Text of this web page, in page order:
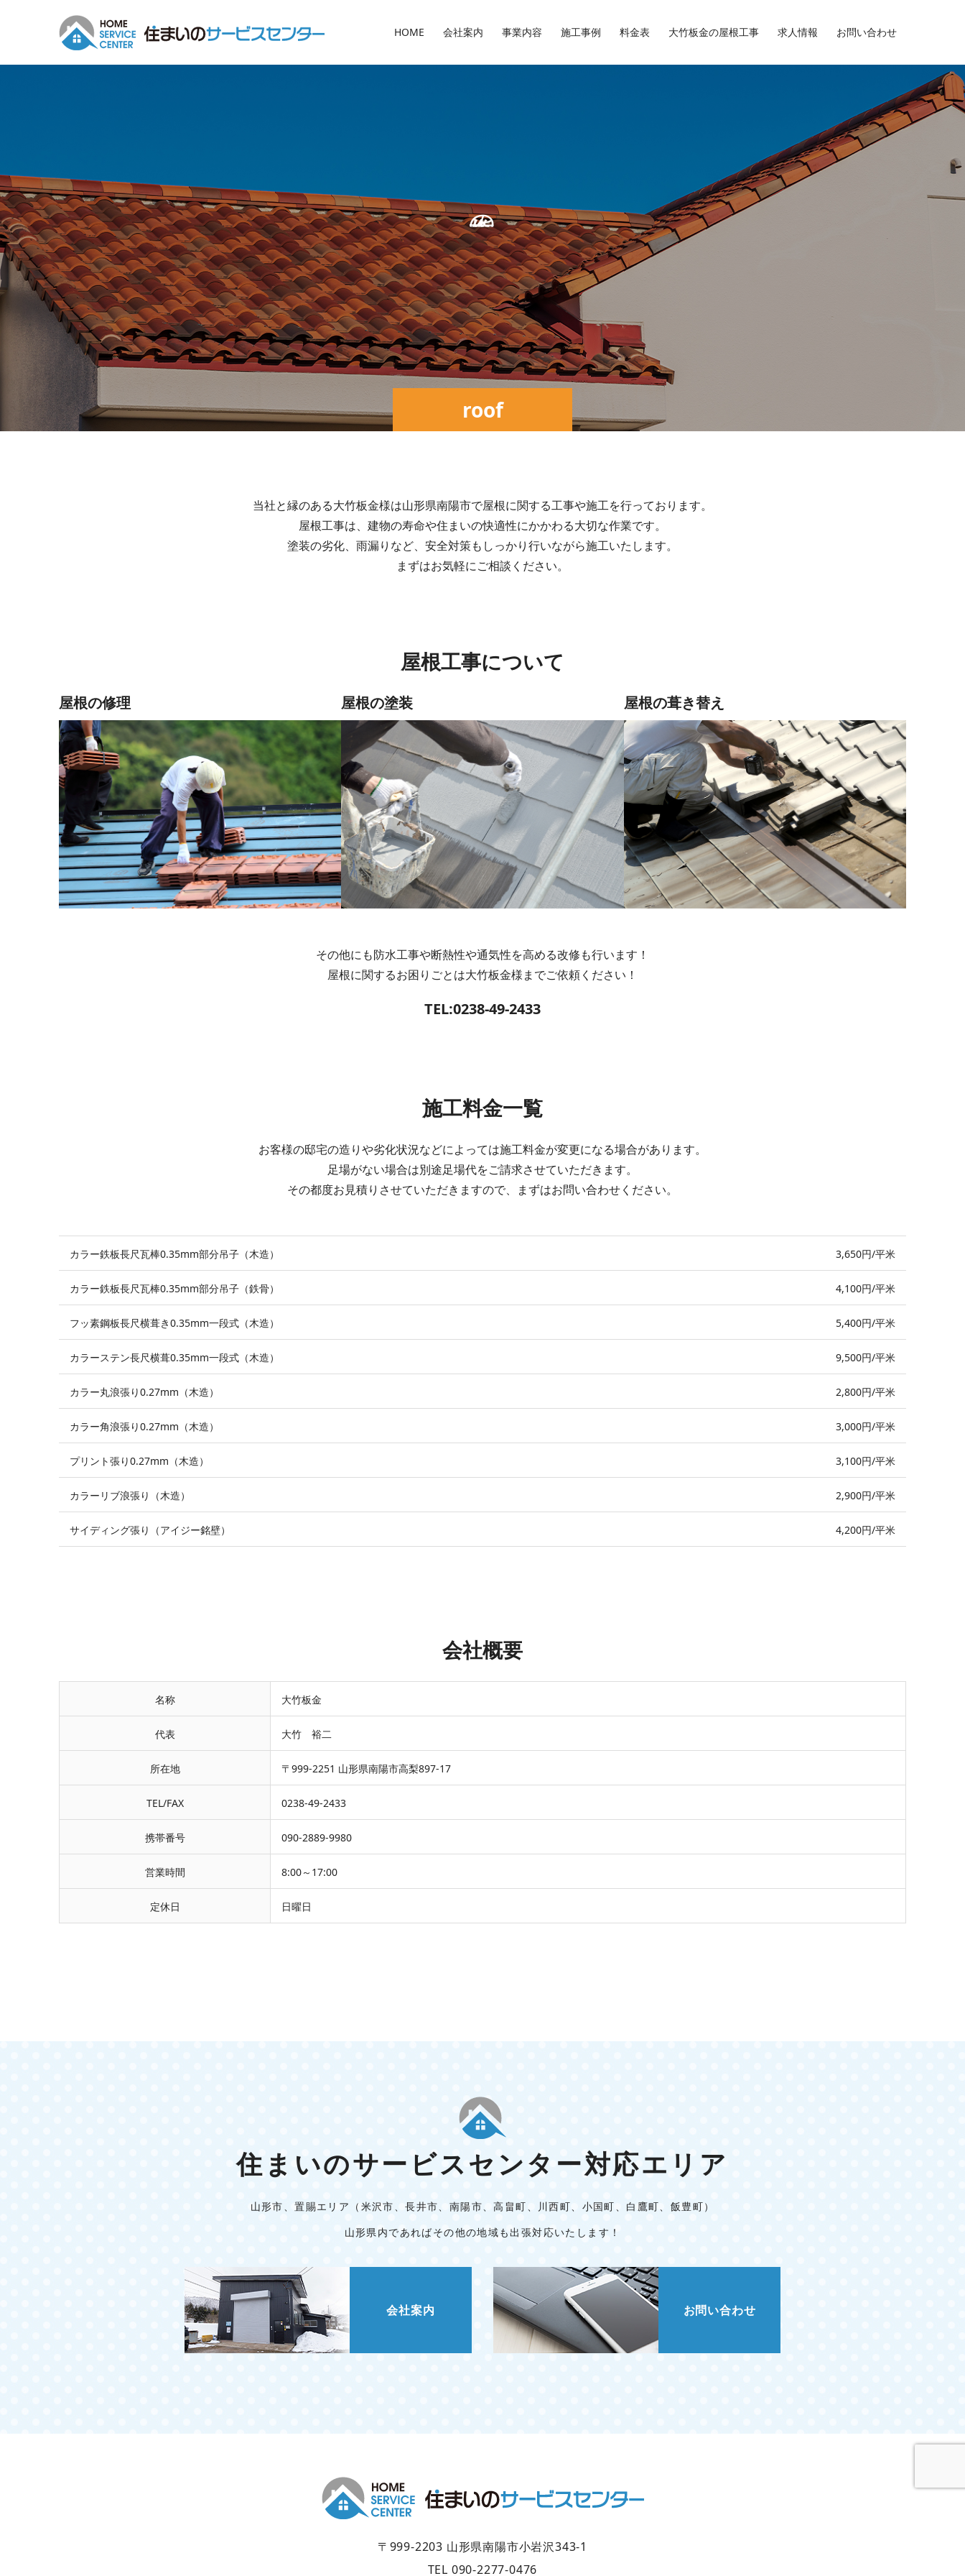
HOME 会社案内 事業内容 施工事例 料金表 大竹板金の屋根工事 求人情報 お問い合わせ
roof
の
当社と縁のある大竹板金様は山形県南陽市で屋根に関する工事や施工を行っております。
屋根工事は、建物の寿命や住まいの快適性にかかわる大切な作業です。
塗装の劣化、雨漏りなど、安全対策もしっかり行いながら施工いたします。
まずはお気軽にご相談ください。
屋根工事について
屋根の修理 屋根の塗装 屋根の葺き替え
その他にも防水工事や断熱性や通気性を高める改修も行います！
屋根に関するお困りごとは大竹板金様までご依頼ください！
TEL:0238-49-2433
施工料金一覧
お客様の邸宅の造りや劣化状況などによっては施工料金が変更になる場合があります。
足場がない場合は別途足場代をご請求させていただきます。
その都度お見積りさせていただきますので、まずはお問い合わせください。
カラー鉄板長尺瓦棒0.35mm部分吊子（木造） 3,650円/平米
カラー鉄板長尺瓦棒0.35mm部分吊子（鉄骨） 4,100円/平米
フッ素鋼板長尺横葺き0.35mm一段式（木造） 5,400円/平米
カラーステン長尺横葺0.35mm一段式（木造） 9,500円/平米
カラー丸浪張り0.27mm（木造） 2,800円/平米
カラー角浪張り0.27mm（木造） 3,000円/平米
プリント張り0.27mm（木造） 3,100円/平米
カラーリブ浪張り（木造） 2,900円/平米
サイディング張り（アイジー銘壁） 4,200円/平米
会社概要
名称 大竹板金
代表 大竹 裕二
所在地 〒999-2251 山形県南陽市高梨897-17
TEL/FAX 0238-49-2433
携帯番号 090-2889-9980
営業時間 8:00～17:00
定休日 日曜日
住まいのサービスセンター対応エリア
山形市、置賜エリア（米沢市、長井市、南陽市、高畠町、川西町、小国町、白鷹町、飯豊町）
山形県内であればその他の地域も出張対応いたします！
会社案内 お問い合わせ
〒999-2203 山形県南陽市小岩沢343-1
TEL 090-2277-0476